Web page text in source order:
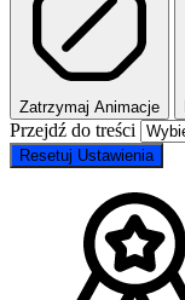
Zatrzymaj Animacje
Przejdź do treści
Resetuj Ustawienia